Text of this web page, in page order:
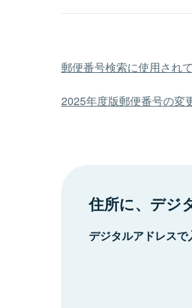
郵便番号検索に使用され
2025年度版郵便番号の変
住所に、デジ
デジタルアドレス